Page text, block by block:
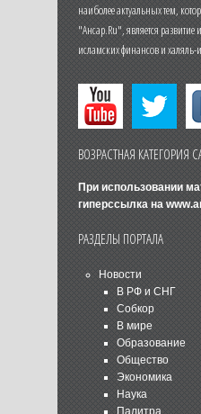
наиболее актуальных тем,
"Ансар.Ru", является
исламских финансов и халяль-
ВОЗРАСТНАЯ КАТЕГОРИЯ
При использовании
гиперссылка на
РАЗДЕЛЫ ПОРТАЛА
Новости
В РФ и СНГ
Собкор
В мире
Образование
Общество
Экономика
Наука